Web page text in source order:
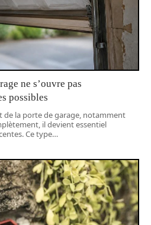
ne s’ouvre pas
possibles
de la porte de garage, notamment
il devient essentiel
Ce type…